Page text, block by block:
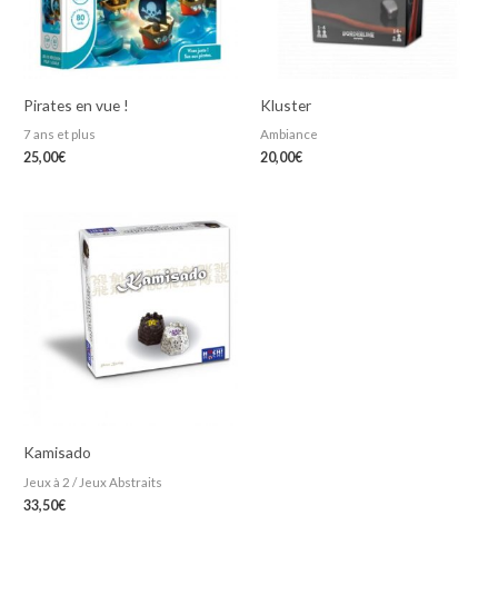
Pirates en vue !
7 ans et plus
25,00€
Kluster
Ambiance
20,00€
Kamisado
Jeux à 2 / Jeux Abstraits
33,50€